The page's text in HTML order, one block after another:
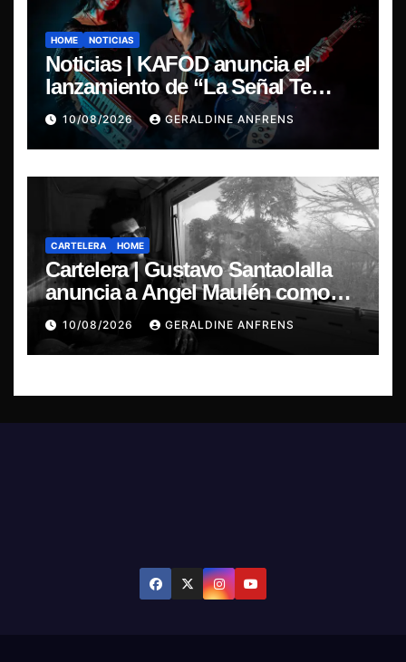
HOME NOTICIAS
Noticias | KAFOD anuncia el
lanzamiento de “La Señal Te
Encontró”, el primer adelanto de
su nuevo álbum conceptual.
10/08/2026 GERALDINE ANFRENS
CARTELERA HOME
Cartelera | Gustavo Santaolalla
anuncia a Angel Maulén como
invitado especial para su regreso
a Chile
10/08/2026 GERALDINE ANFRENS